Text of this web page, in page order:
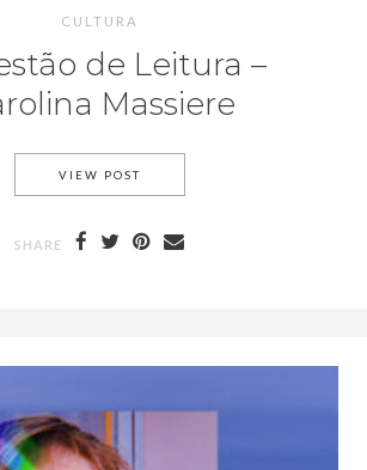
CULTURA
de Leitura –
Massiere
VIEW POST
SHARE